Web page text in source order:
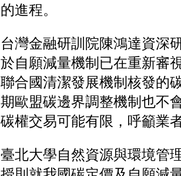
的進程。
台灣金融研訓院陳鴻達資深
於自願減量機制已在重新審
聯合國清潔發展機制核發的
期歐盟碳邊界調整機制也不
碳權交易可能有限，呼籲業
臺北大學自然資源與環境管